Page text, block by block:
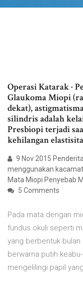
Operasi Katarak ·
Glaukoma Miopi
dekat),
silindris adalah
Presbiopi terjadi
kehilangan
9 Nov 2015
menggunakan
Mata Miopi Penyebab
5 Comments
Pada mata dengan
fundus okuli seperti
yang berbentuk
berwarna putih
mengelilingi papil